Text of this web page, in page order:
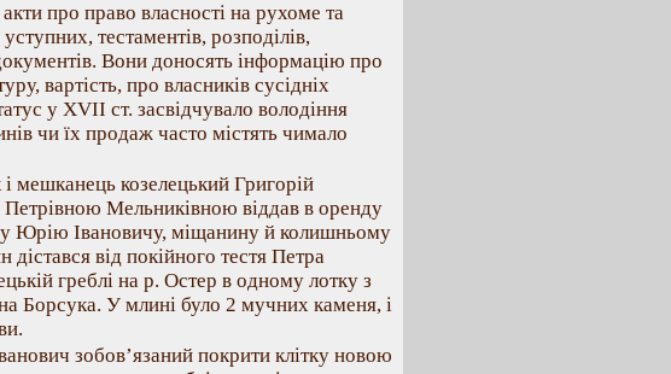
про право власності на рухоме та
тестаментів, розподілів,
Вони доносять інформацію про
вартість, про власників сусідніх
у XVII ст. засвідчувало володіння
чи їх продаж часто містять чимало
мешканець козелецький Григорій
Мельниківною віддав в оренду
Юрію Івановичу, міщанину й колишньому
від покійного тестя Петра
греблі на р. Остер в одному лотку з
Борсука. У млині було 2 мучних каменя, і
зобов’язаний покрити клітку новою